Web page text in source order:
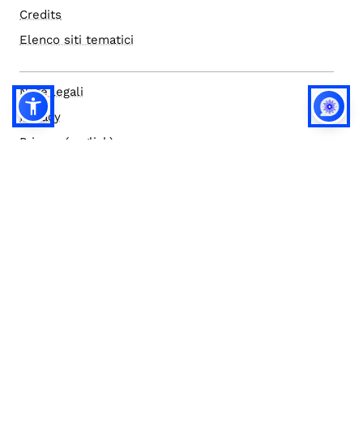
Credits
Elenco siti tematici
Note legali
Privacy
Privacy (english)